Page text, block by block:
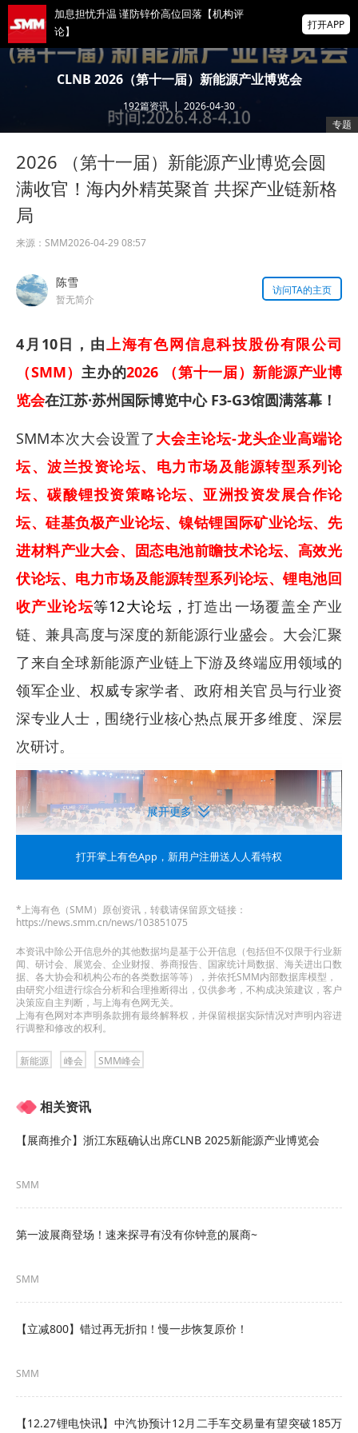
加息担忧升温 谨防锌价高位回落【机构评
论】
乐观情绪下滑 铅价走势回归基本面【机构评
论】
加拿大总理卡尼：铝价走势为与特朗普达成
贸易协议打开窗口
掌上有色
为有色行业打造的神器
打开APP
CLNB 2026（第十一届）新能源产业博览会
192篇资讯 | 2026-04-30
专题
2026 （第十一届）新能源产业博览会圆
满收官！海内外精英聚首 共探产业链新格
局
来源： SMM2026-04-29 08:57
陈雪
暂无简介
访问TA的主页
4月10日，由上海有色网信息科技股份有限公司
（SMM）主办的2026 （第十一届）新能源产业博
览会在江苏·苏州国际博览中心 F3-G3馆圆满落幕！
SMM本次大会设置了大会主论坛-龙头企业高端论
坛、波兰投资论坛、电力市场及能源转型系列论
坛、碳酸锂投资策略论坛、亚洲投资发展合作论
坛、硅基负极产业论坛、镍钴锂国际矿业论坛、先
进材料产业大会、固态电池前瞻技术论坛、高效光
伏论坛、电力市场及能源转型系列论坛、锂电池回
收产业论坛等12大论坛，打造出一场覆盖全产业
链、兼具高度与深度的新能源行业盛会。大会汇聚
了来自全球新能源产业链上下游及终端应用领域的
领军企业、权威专家学者、政府相关官员与行业资
深专业人士，围绕行业核心热点展开多维度、深层
次研讨。
本次研讨议题涵盖了全球宏观格局与产业战略、新
能源矿产供需与投资逻辑、动力电池核心材料与前
沿技术、光伏高效发展与国际贸易、电力市场与能
源转型、储能及锂电回收产业前瞻多个方向，嘉宾
们围绕见证逆潮丨全球资产逻辑大变局的思考、新
能源产业十年跃迁与未来十年供需重构、中国新能
中的前沿热点电池发展、“三期”叠加下新能源矿产
形势之思辨、全国统一电力市场带来的机遇与挑
格局及展望，全球动力与储能市场展望，双核驱
状及未来趋势分析，从规模到价值：高效组件引领
南亚可持续发展，国际贸易环境、政策影响
下:TOPCon组件出口的产品与市场策略，储能产业
发展情况解析及中长期发展预测，未来10年全球锂
电池回收市场容量预测，固态电池海外市场发展态
展开更多
打开掌上有色App ，新用户注册送人人看特权
*上海有色（SMM）原创资讯，转载请保留原文链接：
https://news.smm.cn/news/103851075
本资讯中除公开信息外的其他数据均是基于公开信息（包括但不仅限于行业新
闻、研讨会、展览会、企业财报、券商报告、国家统计局数据、海关进出口数
据、各大协会和机构公布的各类数据等等），并依托SMM内部数据库模型，
由研究小组进行综合分析和合理推断得出，仅供参考，不构成决策建议，客户
决策应自主判断，与上海有色网无关。
上海有色网对本声明条款拥有最终解释权，并保留根据实际情况对声明内容进
行调整和修改的权利。
新能源 峰会 SMM峰会
相关资讯
【展商推介】浙江东瓯确认出席CLNB 2025新能源产业博览会
SMM
第一波展商登场！速来探寻有没有你钟意的展商~
SMM
【立减800】错过再无折扣！慢一步恢复原价！
SMM
【12.27锂电快讯】中汽协预计12月二手车交易量有望突破185万